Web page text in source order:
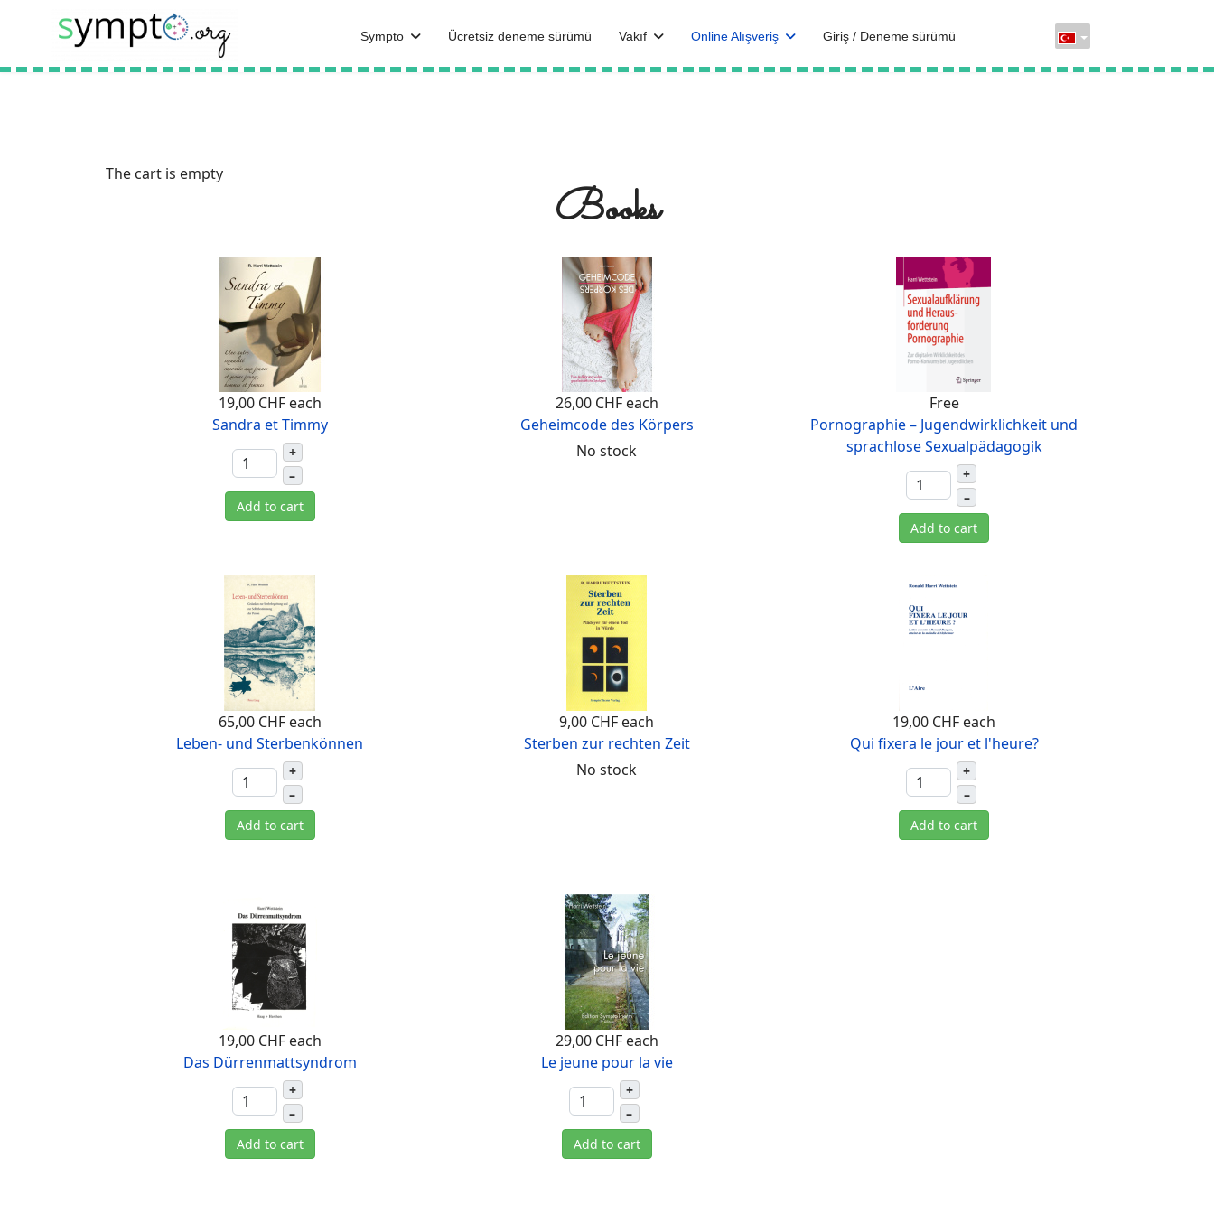
Sympto Ücretsiz deneme sürümü Vakıf Online Alışveriş Giriş / Deneme sürümü
The cart is empty
Books
19,00 CHF each
Sandra et Timmy
+
–
Add to cart
26,00 CHF each
Geheimcode des Körpers
No stock
Free
Pornographie – Jugendwirklichkeit und
sprachlose Sexualpädagogik
+
–
Add to cart
65,00 CHF each
Leben- und Sterbenkönnen
+
–
Add to cart
9,00 CHF each
Sterben zur rechten Zeit
No stock
19,00 CHF each
Qui fixera le jour et l'heure?
+
–
Add to cart
19,00 CHF each
Das Dürrenmattsyndrom
+
–
Add to cart
29,00 CHF each
Le jeune pour la vie
+
–
Add to cart